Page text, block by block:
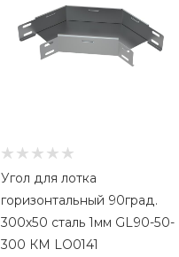
Угол для лотка
горизонтальный 90град.
300х50 сталь 1мм GL90-50-
300 КМ LO0141